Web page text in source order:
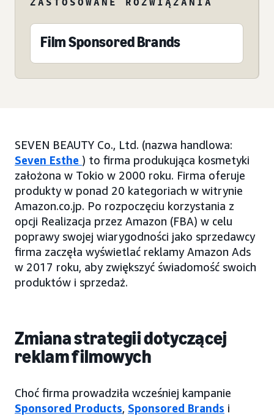
Film Sponsored Brands
SEVEN BEAUTY Co., Ltd. (nazwa handlowa:
Seven Esthe ) to firma produkująca kosmetyki
założona w Tokio w 2000 roku. Firma oferuje
produkty w ponad 20 kategoriach w witrynie
Amazon.co.jp. Po rozpoczęciu korzystania z
opcji Realizacja przez Amazon (FBA) w celu
poprawy swojej wiarygodności jako sprzedawcy
firma zaczęła wyświetlać reklamy Amazon Ads
w 2017 roku, aby zwiększyć świadomość swoich
produktów i sprzedaż.
Zmiana strategii dotyczącej
reklam filmowych
Choć firma prowadziła wcześniej kampanie
Sponsored Products, Sponsored Brands i